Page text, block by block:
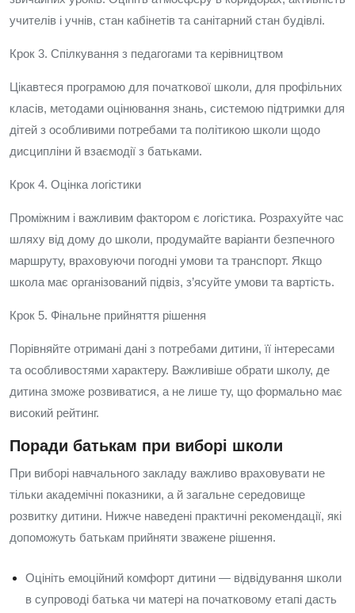
учителів і учнів, стан кабінетів та санітарний стан будівлі.
Крок 3. Спілкування з педагогами та керівництвом
Цікавтеся програмою для початкової школи, для профільних
класів, методами оцінювання знань, системою підтримки для
дітей з особливими потребами та політикою школи щодо
дисципліни й взаємодії з батьками.
Крок 4. Оцінка логістики
Проміжним і важливим фактором є логістика. Розрахуйте час
шляху від дому до школи, продумайте варіанти безпечного
маршруту, враховуючи погодні умови та транспорт. Якщо
школа має організований підвіз, з’ясуйте умови та вартість.
Крок 5. Фінальне прийняття рішення
Порівняйте отримані дані з потребами дитини, її інтересами
та особливостями характеру. Важливіше обрати школу, де
дитина зможе розвиватися, а не лише ту, що формально має
високий рейтинг.
Поради батькам при виборі школи
При виборі навчального закладу важливо враховувати не
тільки академічні показники, а й загальне середовище
розвитку дитини. Нижче наведені практичні рекомендації, які
допоможуть батькам прийняти зважене рішення.
Оцініть емоційний комфорт дитини — відвідування школи
в супроводі батька чи матері на початковому етапі дасть